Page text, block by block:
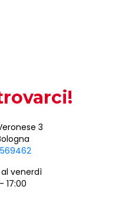
3
569462
venerdì
17:00